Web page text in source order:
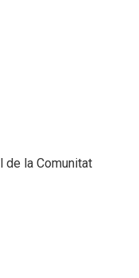
la Comunitat